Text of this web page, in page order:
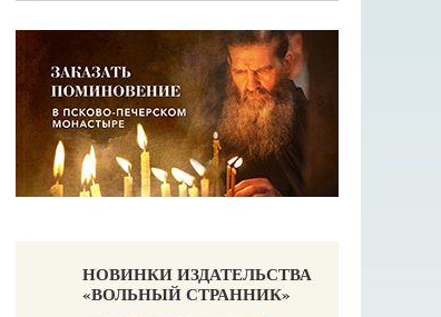
НОВИНКИ ИЗДАТЕЛЬСТВА
«ВОЛЬНЫЙ СТРАННИК»